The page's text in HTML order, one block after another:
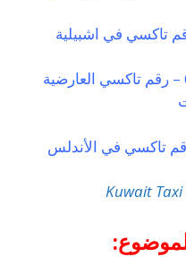
تاكسي في اشبيلية
تاكسي العارضية 69694241 – رقم تاكسي العارضية
تاكسي في الأندلس
Kuwait Taxi